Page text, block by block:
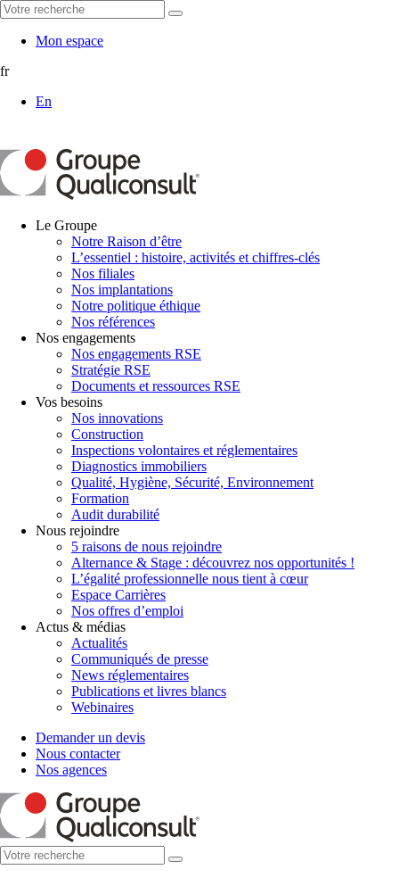
Mon espace
fr
En
Le Groupe
Notre Raison d’être
L’essentiel : histoire, activités et chiffres-clés
Nos filiales
Nos implantations
Notre politique éthique
Nos références
Nos engagements
Nos engagements RSE
Stratégie RSE
Documents et ressources RSE
Vos besoins
Nos innovations
Construction
Inspections volontaires et réglementaires
Diagnostics immobiliers
Qualité, Hygiène, Sécurité, Environnement
Formation
Audit durabilité
Nous rejoindre
5 raisons de nous rejoindre
Alternance & Stage : découvrez nos opportunités !
L’égalité professionnelle nous tient à cœur
Espace Carrières
Nos offres d’emploi
Actus & médias
Actualités
Communiqués de presse
News réglementaires
Publications et livres blancs
Webinaires
Demander un devis
Nous contacter
Nos agences